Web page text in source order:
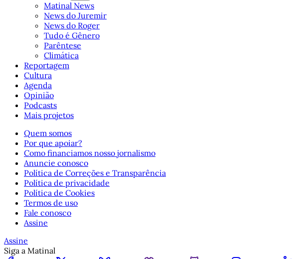
Matinal News
News do Juremir
News do Roger
Tudo é Gênero
Parêntese
Climática
Reportagem
Cultura
Agenda
Opinião
Podcasts
Mais projetos
Quem somos
Por que apoiar?
Como financiamos nosso jornalismo
Anuncie conosco
Política de Correções e Transparência
Política de privacidade
Política de Cookies
Termos de uso
Fale conosco
Assine
Assine
Siga a Matinal